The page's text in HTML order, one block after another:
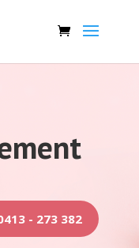
- 273 382